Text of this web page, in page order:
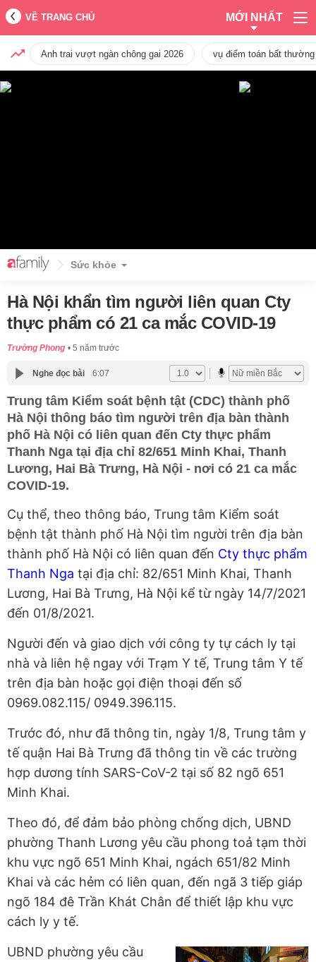
VỀ TRANG CHỦ MỚI NHẤT
Anh trai vượt ngàn chông gai 2026 vụ điểm toán bất
Sức khỏe
Hà Nội khẩn tìm người liên quan Cty
thực phẩm có 21 ca mắc COVID-19
Trường Phong 5 năm trước
Nghe đọc bài 6:07
Trung tâm Kiểm soát bệnh tật (CDC) thành phố
Hà Nội thông báo tìm người trên địa bàn thành
phố Hà Nội có liên quan đến Cty thực phẩm
Thanh Nga tại địa chỉ 82/651 Minh Khai, Thanh
Lương, Hai Bà Trưng, Hà Nội - nơi có 21 ca mắc
COVID-19.
Cụ thể, theo thông báo, Trung tâm Kiểm soát
bệnh tật thành phố Hà Nội tìm người trên địa bàn
thành phố Hà Nội có liên quan đến Cty thực phẩm
Thanh Nga tại địa chỉ: 82/651 Minh Khai, Thanh
Lương, Hai Bà Trưng, Hà Nội kể từ ngày 14/7/2021
đến 01/8/2021.
Người đến và giao dịch với công ty tự cách ly tại
nhà và liên hệ ngay với Trạm Y tế, Trung tâm Y tế
trên địa bàn hoặc gọi điện thoại đến số
0969.082.115/ 0949.396.115.
Trước đó, như đã thông tin, ngày 1/8, Trung tâm y
tế quận Hai Bà Trưng đã thông tin về các trường
hợp dương tính SARS-CoV-2 tại số 82 ngõ 651
Minh Khai.
Theo đó, để đảm bảo phòng chống dịch, UBND
phường Thanh Lương yêu cầu phong toả tạm thời
khu vực ngõ 651 Minh Khai, ngách 651/82 Minh
Khai và các hẻm có liên quan, đến ngã 3 tiếp giáp
ngõ 184 đê Trần Khát Chân để thiết lập khu vực
cách ly y tế.
UBND phường yêu cầu